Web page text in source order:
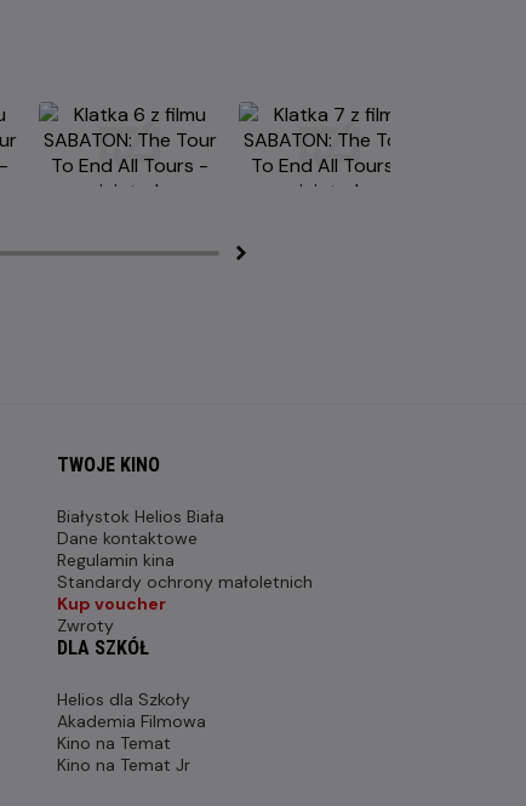
TWOJE KINO
Białystok Helios Biała
Dane kontaktowe
Regulamin kina
Standardy ochrony małoletnich
Kup voucher
Zwroty
DLA SZKÓŁ
Helios dla Szkoły
Akademia Filmowa
Kino na Temat
Kino na Temat Jr